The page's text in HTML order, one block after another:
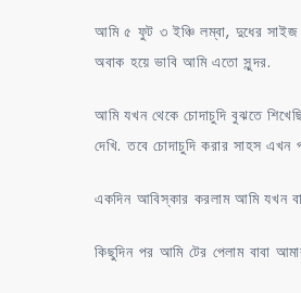
আমি ৫ ফুট ৩ ইঞ্চি লম্বা, দুধের সাইজ
অবাক হয়ে ভাবি আমি এতো সুন্দর.
আমি যখন থেকে চোদাচুদি বুঝতে
দেখি. তবে চোদাচুদি করার সাহস এখন
একদিন আবিস্কার করলাম আমি যখন
কিছুদিন পর আমি টের পেলাম বাবা